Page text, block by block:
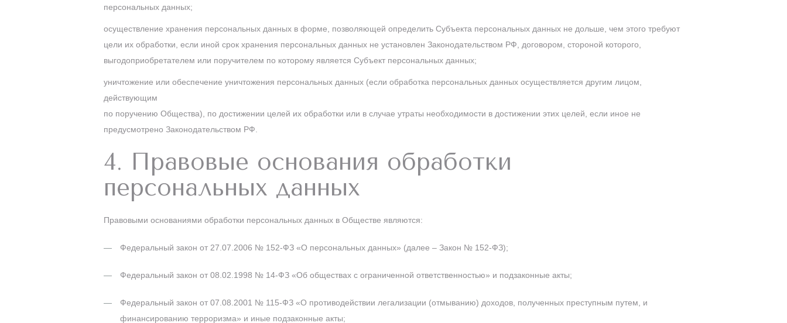
персональных данных;
осуществление хранения персональных данных в форме, позволяющей определить Субъекта персональных данных не дольше, чем этого требуют
цели их обработки, если иной срок хранения персональных данных не установлен Законодательством РФ, договором, стороной которого,
выгодоприобретателем или поручителем по которому является Субъект персональных данных;
уничтожение или обеспечение уничтожения персональных данных (если обработка персональных данных осуществляется другим лицом,
действующим
по поручению Общества), по достижении целей их обработки или в случае утраты необходимости в достижении этих целей, если иное не
предусмотрено Законодательством РФ.
4. Правовые основания обработки
персональных данных
Правовыми основаниями обработки персональных данных в Обществе являются:
Федеральный закон от 27.07.2006 № 152-ФЗ «О персональных данных» (далее – Закон № 152-ФЗ);
Федеральный закон от 08.02.1998 № 14-ФЗ «Об обществах с ограниченной ответственностью» и подзаконные акты;
Федеральный закон от 07.08.2001 № 115-ФЗ «О противодействии легализации (отмыванию) доходов, полученных преступным путем, и
финансированию терроризма» и иные подзаконные акты;